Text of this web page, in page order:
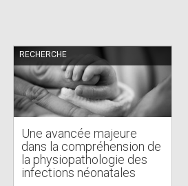
RECHERCHE
Une avancée majeure
dans la compréhension de
la physiopathologie des
infections néonatales